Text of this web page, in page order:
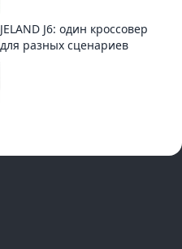
JELAND J6: один кроссовер
для разных сценариев